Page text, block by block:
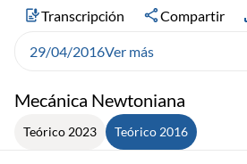
Mecánica Newtoniana
Teórico 2023 Teórico 2016
Transcripción Compartir
29/04/2016Ver más